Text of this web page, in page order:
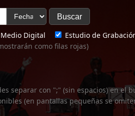
Digital
Estudio de
como filas rojas)
separar con ";" (sin espacios) en el
(en pantallas pequeñas se